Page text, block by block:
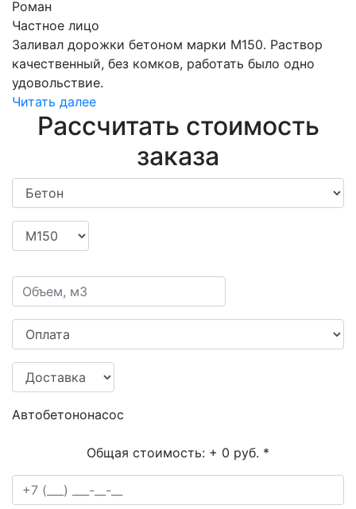
Владимир
Частное лицо
Брал М150 на фундамент гаража. Бетон удобный в
работе, застыл быстро и без трещин. Остался
доволен результатом.
Читать далее
Александр
быстро доставили, всё по чеку, без обмана
Читать далее
Роман
Частное лицо
Заливал дорожки бетоном марки М150. Раствор
удовольствие.
Читать далее
Рассчитать стоимость
заказа